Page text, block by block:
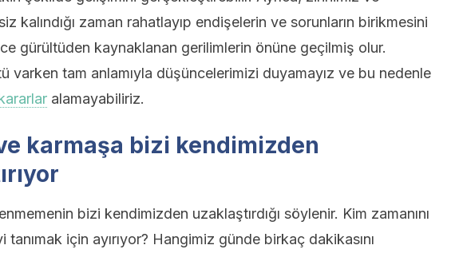
kalındığı zaman rahatlayıp endişelerin ve sorunların birikmesini
gürültüden kaynaklanan gerilimlerin önüne geçilmiş olur.
varken tam anlamıyla düşüncelerimizi duyamayız ve bu nedenle
alamayabiliriz.
karmaşa bizi kendimizden
bizi kendimizden uzaklaştırdığı söylenir. Kim zamanını
tanımak için ayırıyor? Hangimiz günde birkaç dakikasını